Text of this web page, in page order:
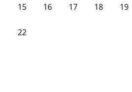
15 16 17 18 19
22